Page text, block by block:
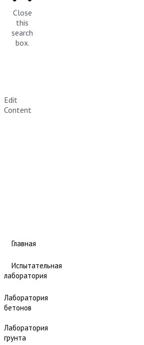
Close
this
search
box.
Edit
Content
Главная
Испытательная
лаборатория
Лаборатория
бетонов
Лаборатория
грунта